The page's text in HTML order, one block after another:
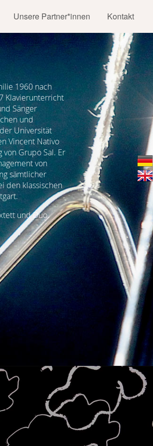
Unsere Partner*innen Kontakt
1960 nach
Klavierunterricht
Sänger
und
Universität
Vincent Nativo
Grupo Sal. Er
von
sämtlicher
den klassischen
und Duo.